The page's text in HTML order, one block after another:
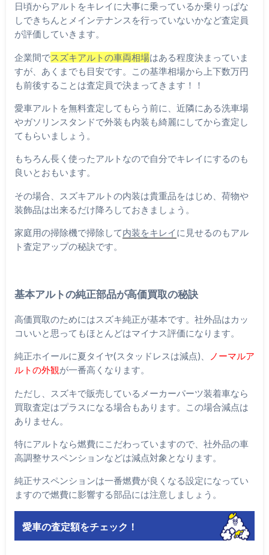
日頃からアルトをキレイに大事に乗っているか乗りっぱな
しできちんとメインテナンスを行っていないかなど査定員
が評価していきます。
企業間でスズキアルトの車両相場はある程度決まっていま
すが、あくまでも目安です。この基準相場から上下数万円
も前後することは査定員で決まってきます！！
愛車アルトを無料査定してもらう前に、近隣にある洗車場
やガソリンスタンドで外装も内装も綺麗にしてから査定し
てもらいましょう。
もちろん長く使ったアルトなので自分でキレイにするのも
良いとおもいます。
その場合、スズキアルトの内装は貴重品をはじめ、荷物や
装飾品は出来るだけ降ろしておきましょう。
家庭用の掃除機で掃除して内装をキレイに見せるのもアル
ト査定アップの秘訣です。
基本アルトの純正部品が高価買取の秘訣
高価買取のためにはスズキ純正が基本です。社外品はカッ
コいいと思ってもほとんどはマイナス評価になります。
純正ホイールに夏タイヤ(スタッドレスは減点)、
ノーマルア
ルトの外観が一番高くなります。
ただし、スズキで販売しているメーカーパーツ装着車なら
買取査定はプラスになる場合もあります。この場合減点は
ありません。
特にアルトなら燃費にこだわっていますので、社外品の車
高調整サスペンションなどは減点対象となります。
純正サスペンションは一番燃費が良くなる設定になってい
ますので燃費に影響する部品には注意しましょう。
愛車の査定額をチェック！